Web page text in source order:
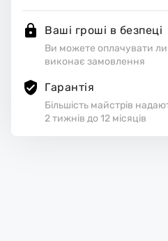
Ваші гроші в безпеці
Ви можете оплачувати
виконає замовлення
Гарантія
Більшість майстрів
2 тижнів до 12 місяців